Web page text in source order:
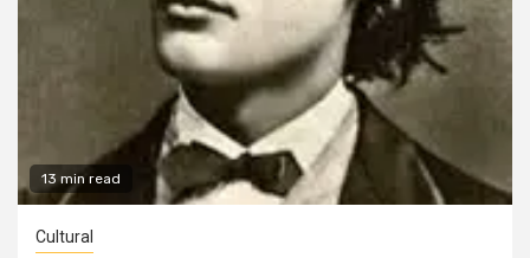
13 min read
Cultural